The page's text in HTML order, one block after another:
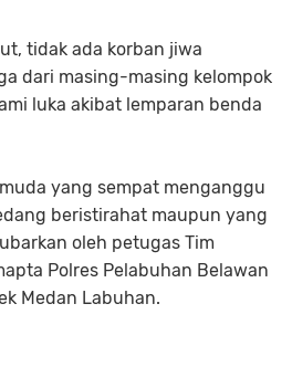
tidak ada korban jiwa
dari masing-masing kelompok
luka akibat lemparan benda
yang sempat menganggu
beristirahat maupun yang
oleh petugas Tim
Polres Pelabuhan Belawan
Medan Labuhan.